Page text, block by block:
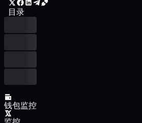
目录
钱包监控